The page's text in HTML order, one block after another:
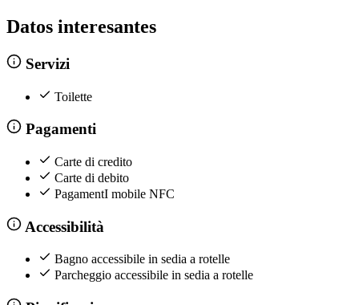
Datos interesantes
Servizi
Toilette
Pagamenti
Carte di credito
Carte di debito
PagamentI mobile NFC
Accessibilità
Bagno accessibile in sedia a rotelle
Parcheggio accessibile in sedia a rotelle